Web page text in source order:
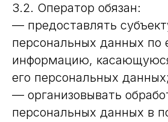
3.2. Оператор обязан:
— предоставлять
персональных данных по
информацию,
его персональных данных;
— организовывать
персональных данных в